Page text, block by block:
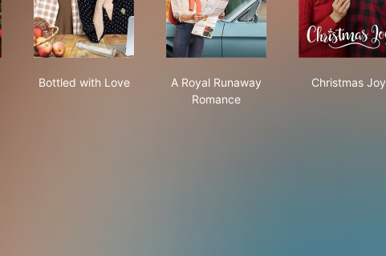
Bottled with Love
A Royal Runaway
Romance
Christmas Joy